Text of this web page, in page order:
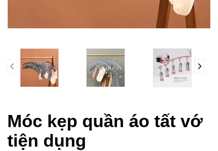
prev
Móc kẹp quần áo tất vớ
tiện dụng